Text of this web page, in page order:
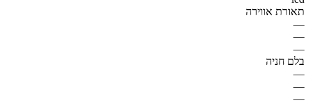
תאורת אווירה
—
—
—
בלם חניה
—
—
—